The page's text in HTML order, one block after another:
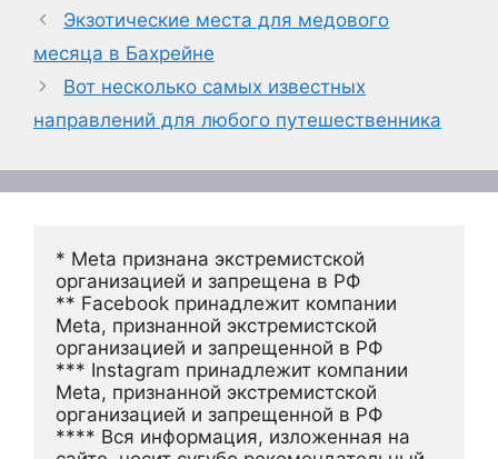
Экзотические места для медового
месяца в Бахрейне
Вот несколько самых известных
направлений для любого путешественника
* Meta признана экстремистской
организацией и запрещена в РФ
** Facebook принадлежит компании
Meta, признанной экстремистской
организацией и запрещенной в РФ
*** Instagram принадлежит компании
Meta, признанной экстремистской
организацией и запрещенной в РФ
**** Вся информация, изложенная на